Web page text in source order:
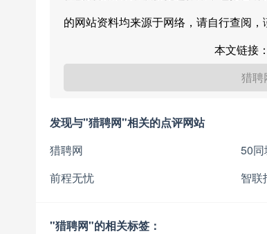
的网站资料均来源于网络，请自行查阅，
本文链接：
猎聘
发现与"猎聘网"相关的点评网站
猎聘网
50
前程无忧
智联
"猎聘网"的相关标签：